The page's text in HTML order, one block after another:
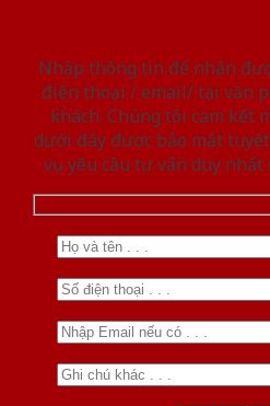
Nhập thông tin để nhận
điện thoại / email/ tại văn
khách. Chúng tôi cam kết
dưới đây được bảo mật
vụ yêu cầu tư vấn duy nhất